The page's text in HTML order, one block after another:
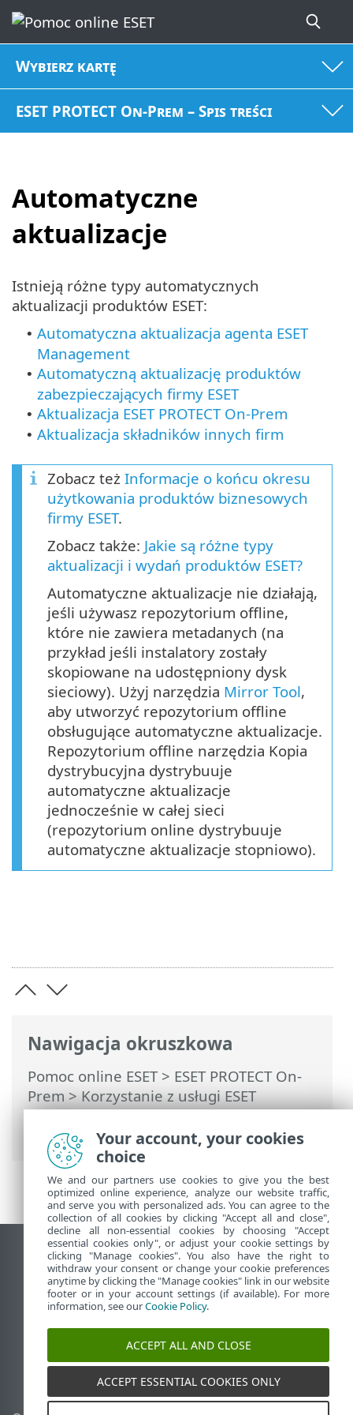
Wybierz kartę
ESET PROTECT On-Prem – Spis treści
Automatyczne
aktualizacje
Nawigacja okruszkowa
Pomoc online ESET> ESET PROTECT On-
Prem>Korzystanie z usługi ESET
PROTECT On-Prem> Automatyczne
aktualizacje
Istnieją różne typy automatycznych
aktualizacji produktów ESET:
• Automatyczna aktualizacja agenta ESET
Management
• Automatyczną aktualizację produktów
zabezpieczających firmy ESET
• Aktualizacja ESET PROTECT On-Prem
• Aktualizacja składników innych firm
Zobacz też Informacje o końcu okresu
użytkowania produktów biznesowych
firmy ESET.
Zobacz także: Jakie są różne typy
aktualizacji i wydań produktów ESET?
Automatyczne aktualizacje nie działają,
jeśli używasz repozytorium offline,
które nie zawiera metadanych (na
przykład jeśli instalatory zostały
skopiowane na udostępniony dysk
sieciowy). Użyj narzędzia Mirror Tool,
aby utworzyć repozytorium offline
obsługujące automatyczne aktualizacje.
Repozytorium offline narzędzia Kopia
dystrybucyjna dystrybuuje
automatyczne aktualizacje
jednocześnie w całej sieci
(repozytorium online dystrybuuje
automatyczne aktualizacje stopniowo).
Wyświetl witrynę internetową dla
komputerów
End of Life
Baza wiedzy ESET
Forum ESET
ESET Status Portal
Pomoc regionalna
Your account, your cookies
choice
We and our partners use cookies to give you the best
optimized online experience, analyze our website traffic,
and serve you with personalized ads. You can agree to the
collection of all cookies by clicking "Accept all and close",
decline all non-essential cookies by choosing "Accept
essential cookies only", or adjust your cookie settings by
clicking "Manage cookies". You also have the right to
withdraw your consent or change your cookie preferences
anytime by clicking the "Manage cookies" link in our website
footer or in your account settings (if available). For more
information, see ourCookie Policy.
ACCEPT ALL AND CLOSE
ACCEPT ESSENTIAL COOKIES ONLY